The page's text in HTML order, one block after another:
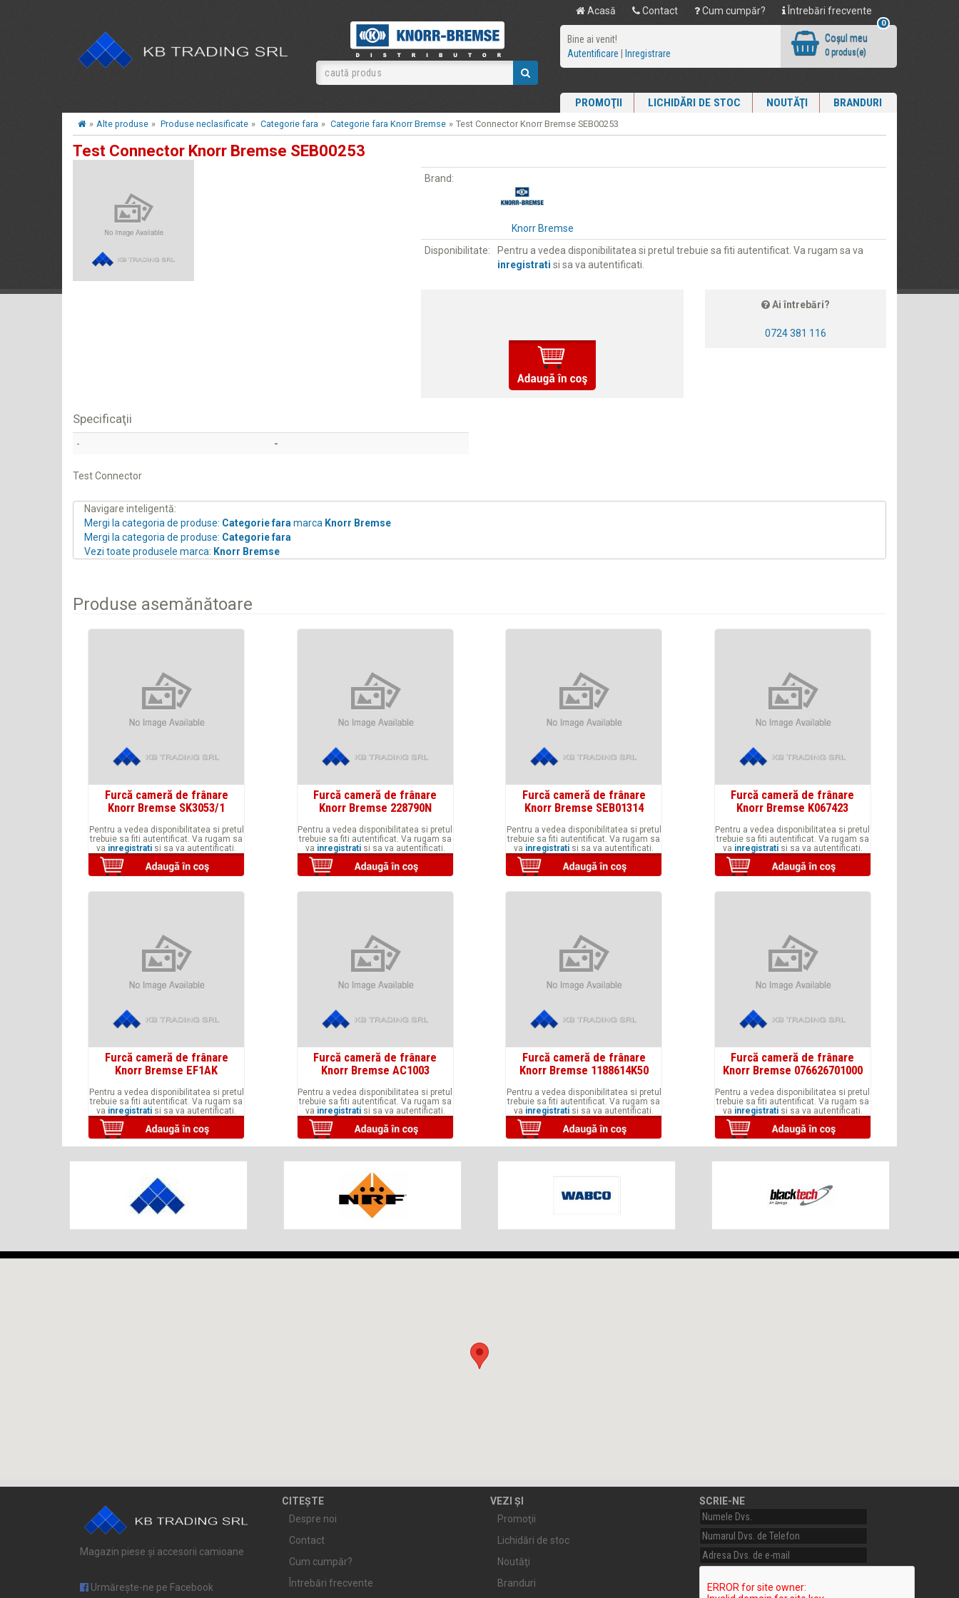
Acasă Contact Cum cumpăr? Întrebări frecvente
Bine ai venit!
Autentificare
Inregistrare
0
Coşul meu
0 produs(e)
PROMOŢII LICHIDĂRI DE STOC NOUTĂŢI BRANDURI
» Alte produse » Produse neclasificate » Categorie fara » Categorie fara Knorr Bremse » Test Connector Knorr Bremse SEB00253
Test Connector Knorr Bremse SEB00253
Brand:
Knorr Bremse
Disponibilitate:
Pentru a vedea disponibilitatea si pretul trebuie sa fiti autentificat. Va rugam sa va
inregistrati si sa va autentificati.
Ai întrebări?
0724 381 116
Specificaţii
- -
Test Connector
Navigare inteligentă:
Mergi la categoria de produse: Categorie fara marca Knorr Bremse
Mergi la categoria de produse: Categorie fara
Vezi toate produsele marca: Knorr Bremse
Produse asemănătoare
Furcă cameră de frânare
Knorr Bremse SK3053/1
Pentru a vedea disponibilitatea si pretul
trebuie sa fiti autentificat. Va rugam sa
va inregistrati si sa va autentificati.
Furcă cameră de frânare
Knorr Bremse 228790N
Pentru a vedea disponibilitatea si pretul
trebuie sa fiti autentificat. Va rugam sa
va inregistratisi sa va autentificati.
Furcă cameră de frânare
Knorr Bremse SEB01314
Pentru a vedea disponibilitatea si pretul
trebuie sa fiti autentificat. Va rugam sa
va inregistrati si sa va autentificati.
Furcă cameră de frânare
Knorr Bremse K067423
Pentru a vedea disponibilitatea si pretul
trebuie sa fiti autentificat. Va rugam sa
va inregistratisi sa va autentificati.
Furcă cameră de frânare
Knorr Bremse EF1AK
Pentru a vedea disponibilitatea si pretul
trebuie sa fiti autentificat. Va rugam sa
va inregistrati si sa va autentificati.
Furcă cameră de frânare
Knorr Bremse AC1003
Pentru a vedea disponibilitatea si pretul
trebuie sa fiti autentificat. Va rugam sa
va inregistratisi sa va autentificati.
Furcă cameră de frânare
Knorr Bremse 1188614K50
Pentru a vedea disponibilitatea si pretul
trebuie sa fiti autentificat. Va rugam sa
va inregistrati si sa va autentificati.
Furcă cameră de frânare
Knorr Bremse 076626701000
Pentru a vedea disponibilitatea si pretul
trebuie sa fiti autentificat. Va rugam sa
va inregistratisi sa va autentificati.
Magazin piese și accesorii camioane
Urmărește-ne pe Facebook
CITEȘTE
Despre noi
Contact
Cum cumpăr?
Întrebări frecvente
VEZI ȘI
Promoţii
Lichidări de stoc
Noutăţi
Branduri
SCRIE-NE